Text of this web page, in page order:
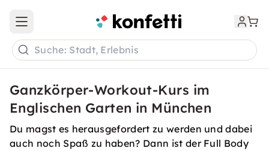
Open main menu
Suche: Stadt, Erlebnis
Ganzkörper-Workout-Kurs im
Englischen Garten in München
Du magst es herausgefordert zu werden und dabei
auch noch Spaß zu haben? Dann ist der Full Body